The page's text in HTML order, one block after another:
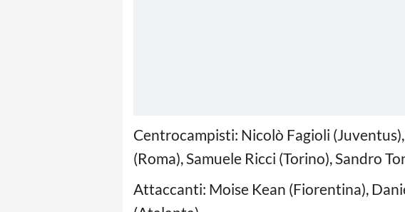
Centrocampisti: Nicolò Fagioli
(Roma), Samuele Ricci (Torino), Sandro
Attaccanti: Moise Kean (Fiorentina),